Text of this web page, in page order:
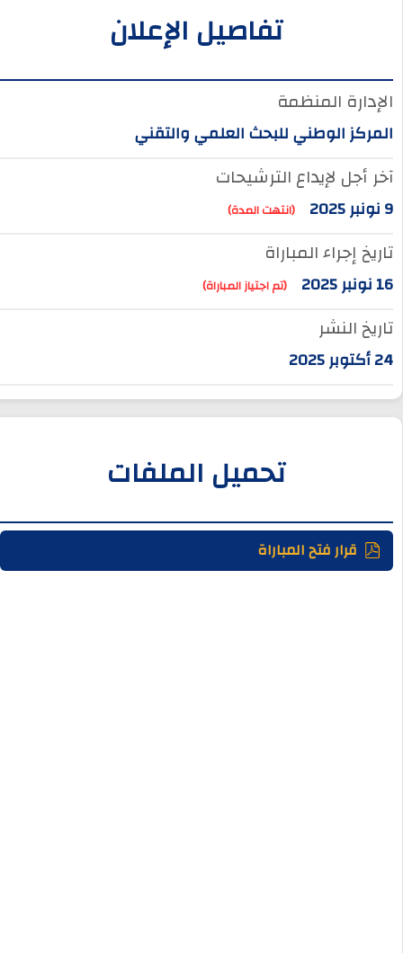
تفاصيل الإعلان
الإدارة المنظمة
المركز الوطني للبحث العلمي والتقني
آخر أجل لإيداع الترشيحات
(انتهت المدة)
تاريخ إجراء المباراة
16 نونبر 2025 (تم اجتياز المباراة)
تاريخ النشر
24 أكتوبر 2025
تحميل الملفات
قرار فتح المباراة